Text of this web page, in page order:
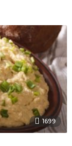
1699